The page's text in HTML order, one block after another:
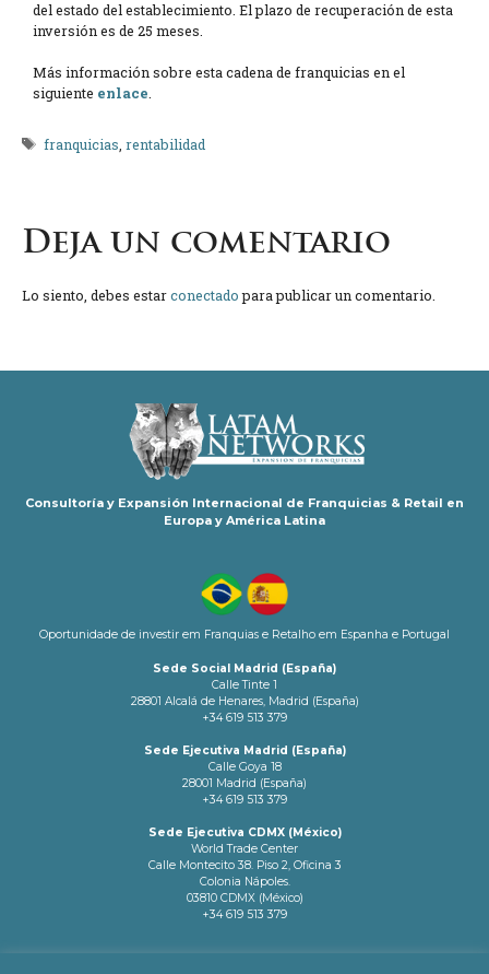
del estado del establecimiento. El plazo de recuperación de esta
inversión es de 25 meses.
Más información sobre esta cadena de franquicias en el
siguiente enlace
Etiquetas
franquicias ,rentabilidad
Deja un comentario
Lo siento, debes estarconectadopara publicar un comentario.
Consultoría y Expansión Internacional de Franquicias & Retail en
Europa y América Latina
Oportunidade de investir em Franquias e Retalho em Espanha e Portugal
Sede Social Madrid (España)
Calle Tinte 1
28801 Alcalá de Henares, Madrid (España)
+34 619 513 379
Sede Ejecutiva Madrid (España)
Calle Goya 18
28001 Madrid (España)
+34 619 513 379
Sede Ejecutiva CDMX (México)
World Trade Center
Calle Montecito 38. Piso 2, Oficina 3
Colonia Nápoles.
03810 CDMX (México)
+34 619 513 379